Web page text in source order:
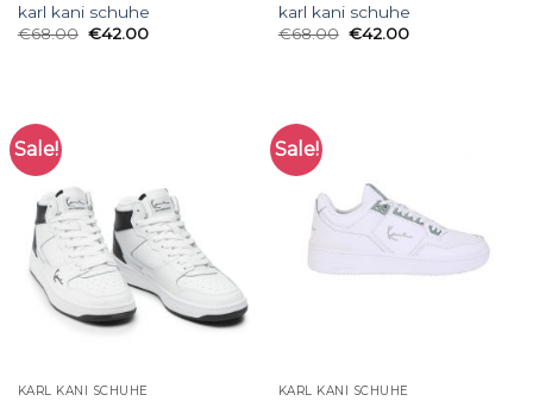
karl kani schuhe
€68.00 €42.00
karl kani schuhe
€68.00 €42.00
Sale!
KARL KANI SCHUHE
Sale!
KARL KANI SCHUHE